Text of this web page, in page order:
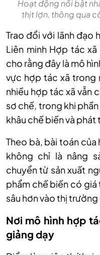
Hoạt động nổi bật
thịt lợn, thông qua
Trao đổi với lãnh đạo
Liên minh Hợp tác xã
cho rằng đây là mô
vực hợp tác xã trong
nhiều hợp tác xã vẫn
sơ chế, trong khi
khâu chế biến và phát
Theo bà, bài toán của
không chỉ là nâng
chuyển từ sản xuất
phẩm chế biến có giá
sâu hơn vào thị
Nơi mô hình hợp
giảng dạy